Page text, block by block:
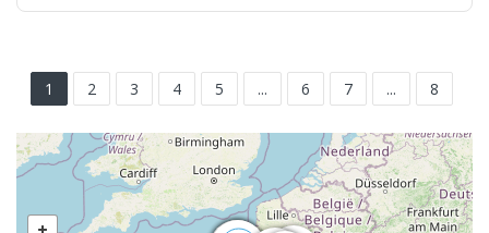
1 2 3 4 5 ... 6 7 ... 8